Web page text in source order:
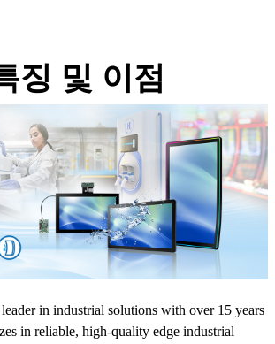
징 및 이점
in industrial solutions with over 15 years
in reliable, high-quality edge industrial